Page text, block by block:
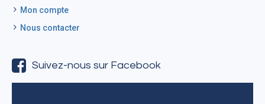
Mon compte
Nous contacter
Suivez-nous sur Facebook